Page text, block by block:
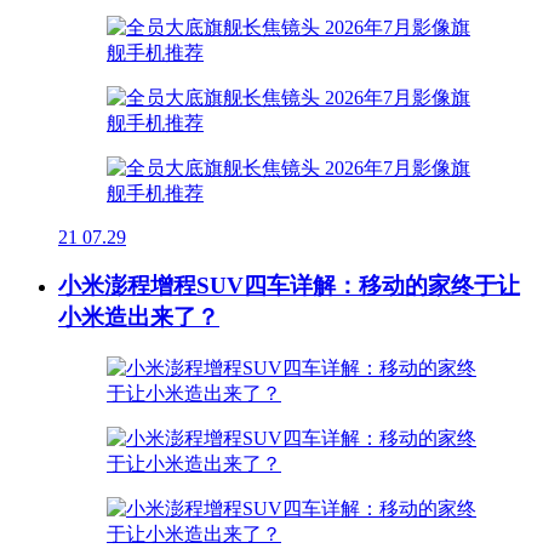
21 07.29
小米澎程增程SUV四车详解：移动的家终于让
小米造出来了？